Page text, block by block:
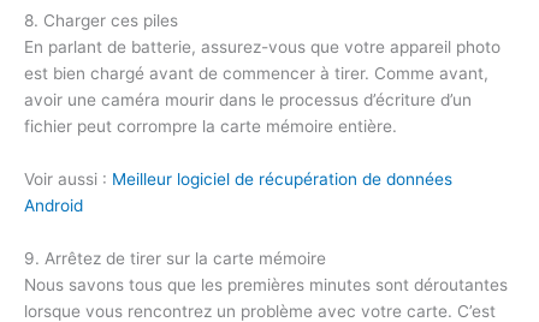
8. Charger ces piles
En parlant de batterie, assurez-vous que votre appareil photo
est bien chargé avant de commencer à tirer. Comme avant,
avoir une caméra mourir dans le processus d’écriture d’un
fichier peut corrompre la carte mémoire entière.
Voir aussi : Meilleur logiciel de récupération de données
Android
9. Arrêtez de tirer sur la carte mémoire
Nous savons tous que les premières minutes sont déroutantes
lorsque vous rencontrez un problème avec votre carte. C’est